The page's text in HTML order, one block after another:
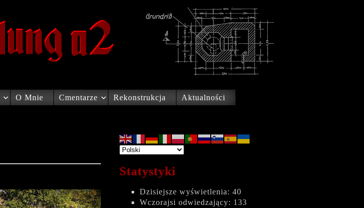
O Mnie Cmentarze Rekonstrukcja Aktualności
Statystyki
Dzisiejsze wyświetlenia: 40
Wczorajsi odwiedzający: 133